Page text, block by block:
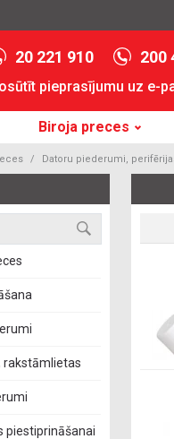
20 221 910 200
pieprasījumu uz e-
Biroja preces
Datoru piederumi,
rakstāmlietas
piestiprināšanai